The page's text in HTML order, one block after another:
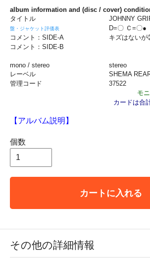
album information and (disc / cover)
タイトル
JOHNNY
盤・ジャケット評価表
D=〇 Ｃ=〇●
コメント：SIDE-A
キズはない
コメント：SIDE-B
mono / stereo
stereo
レーベル
SHEMA
管理コード
37522
モ
カードは合
【アルバム説明】
個数
カートに入れる
その他の詳細情報